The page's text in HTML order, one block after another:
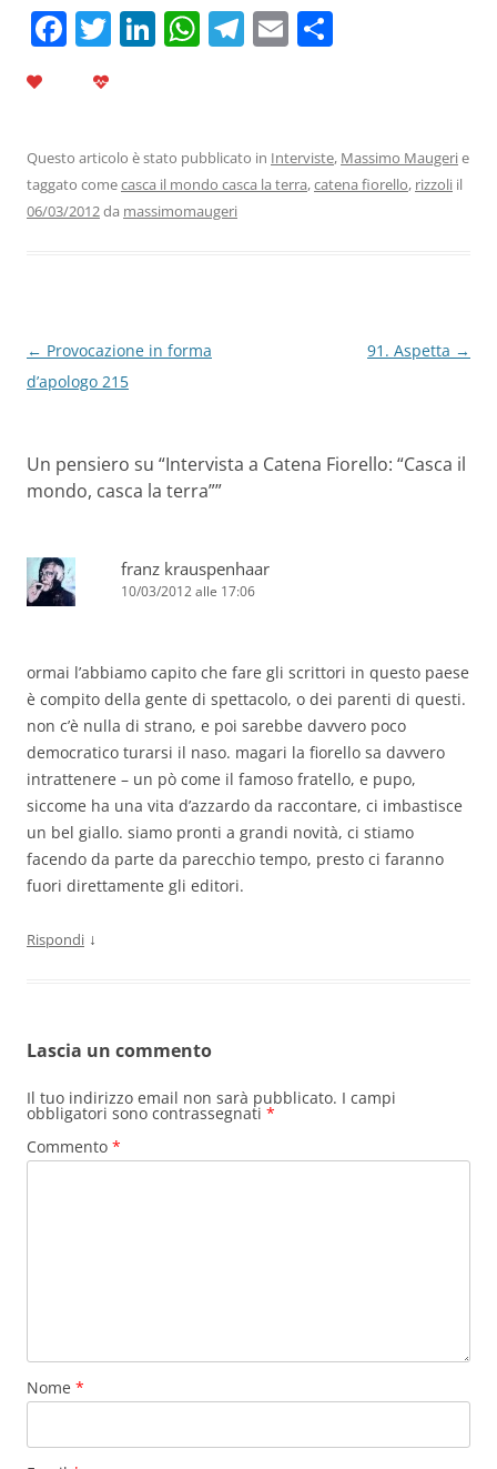
F
b
o
T Li
dI
n
W
A
p
T
a
m
E
vi
di
Questo articolo è stato pubblicato in Interviste, Massimo Maugerie
taggato comecasca il mondo casca la terra,catena fiorello, rizzoli il
06/03/2012da massimomaugeri
Navigazione
articolo
← Provocazione in forma
d’apologo 215
91. Aspetta →
Un pensiero su “Intervista a Catena Fiorello: “Casca il
mondo, casca la terra””
franz krauspenhaar
10/03/2012 alle 17:06
ormai l’abbiamo capito che fare gli scrittori in questo paese
è compito della gente di spettacolo, o dei parenti di questi.
non c’è nulla di strano, e poi sarebbe davvero poco
democratico turarsi il naso. magari la fiorello sa davvero
intrattenere – un pò come il famoso fratello, e pupo,
siccome ha una vita d’azzardo da raccontare, ci imbastisce
un bel giallo. siamo pronti a grandi novità, ci stiamo
facendo da parte da parecchio tempo, presto ci faranno
fuori direttamente gli editori.
Rispondi ↓
Lascia un commento
Il tuo indirizzo email non sarà pubblicato. I campi
obbligatori sono contrassegnati *
Commento *
Nome *